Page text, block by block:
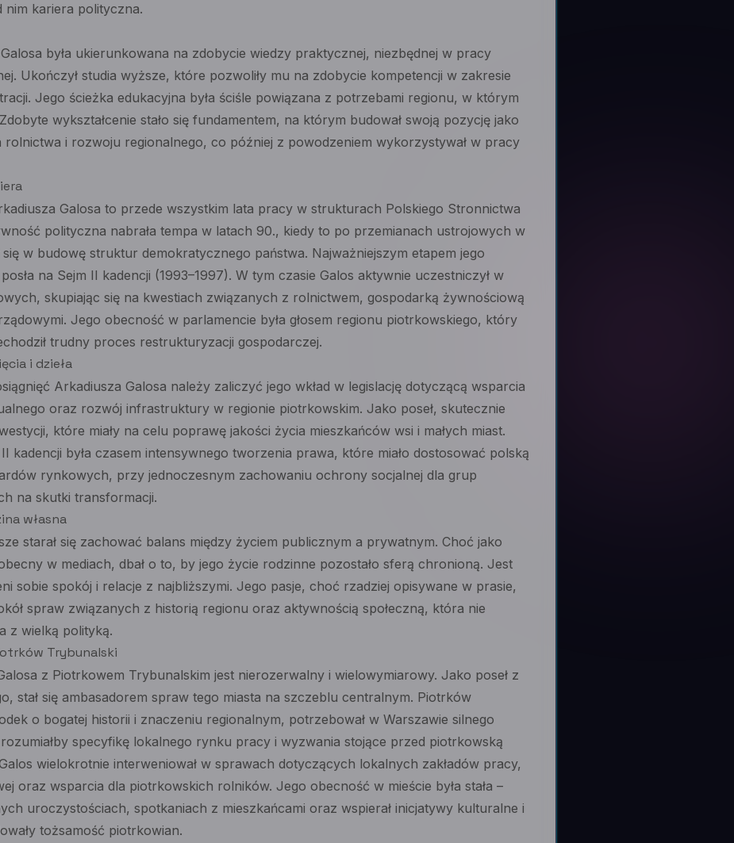
nim kariera polityczna.
była ukierunkowana na zdobycie wiedzy praktycznej, niezbędnej w pracy
Ukończył studia wyższe, które pozwoliły mu na zdobycie kompetencji w zakresie
Jego ścieżka edukacyjna była ściśle powiązana z potrzebami regionu, w którym
wykształcenie stało się fundamentem, na którym budował swoją pozycję jako
i rozwoju regionalnego, co później z powodzeniem wykorzystywał w pracy
Galosa to przede wszystkim lata pracy w strukturach Polskiego Stronnictwa
polityczna nabrała tempa w latach 90., kiedy to po przemianach ustrojowych w
się w budowę struktur demokratycznego państwa. Najważniejszym etapem jego
na Sejm II kadencji (1993–1997). W tym czasie Galos aktywnie uczestniczył w
skupiając się na kwestiach związanych z rolnictwem, gospodarką żywnościową
Jego obecność w parlamencie była głosem regionu piotrkowskiego, który
trudny proces restrukturyzacji gospodarczej.
i dzieła
Arkadiusza Galosa należy zaliczyć jego wkład w legislację dotyczącą wsparcia
oraz rozwój infrastruktury w regionie piotrkowskim. Jako poseł, skutecznie
które miały na celu poprawę jakości życia mieszkańców wsi i małych miast.
kadencji była czasem intensywnego tworzenia prawa, które miało dostosować polską
rynkowych, przy jednoczesnym zachowaniu ochrony socjalnej dla grup
na skutki transformacji.
własna
starał się zachować balans między życiem publicznym a prywatnym. Choć jako
w mediach, dbał o to, by jego życie rodzinne pozostało sferą chronioną. Jest
sobie spokój i relacje z najbliższymi. Jego pasje, choć rzadziej opisywane w prasie,
spraw związanych z historią regionu oraz aktywnością społeczną, która nie
z wielką polityką.
Trybunalski
z Piotrkowem Trybunalskim jest nierozerwalny i wielowymiarowy. Jako poseł z
stał się ambasadorem spraw tego miasta na szczeblu centralnym. Piotrków
o bogatej historii i znaczeniu regionalnym, potrzebował w Warszawie silnego
specyfikę lokalnego rynku pracy i wyzwania stojące przed piotrkowską
wielokrotnie interweniował w sprawach dotyczących lokalnych zakładów pracy,
oraz wsparcia dla piotrkowskich rolników. Jego obecność w mieście była stała –
uroczystościach, spotkaniach z mieszkańcami oraz wspierał inicjatywy kulturalne i
tożsamość piotrkowian.